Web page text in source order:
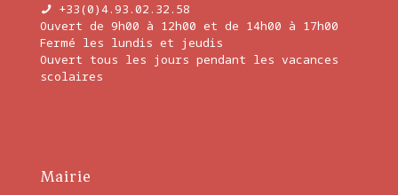
+33(0)4.93.02.32.58
Ouvert de 9h00 à 12h00 et de 14h00 à 17h00
Fermé les lundis et jeudis
Ouvert tous les jours pendant les vacances
scolaires
Mairie